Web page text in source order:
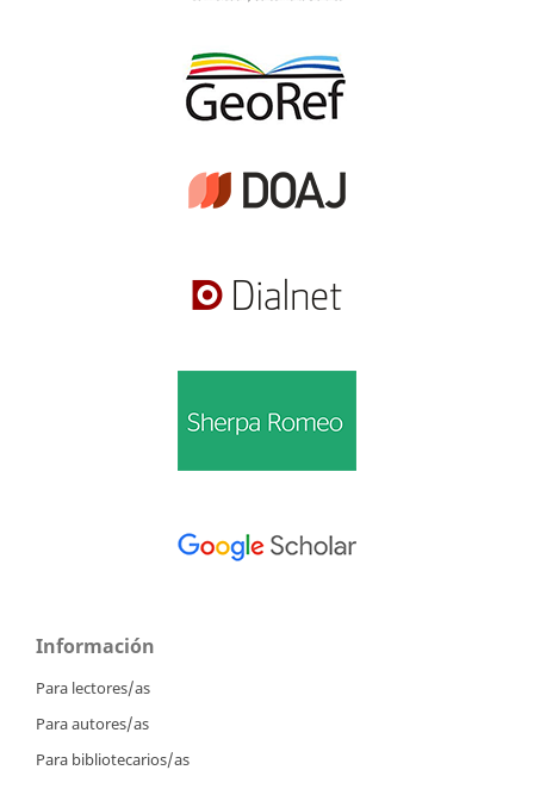
Información
Para lectores/as
Para autores/as
Para bibliotecarios/as